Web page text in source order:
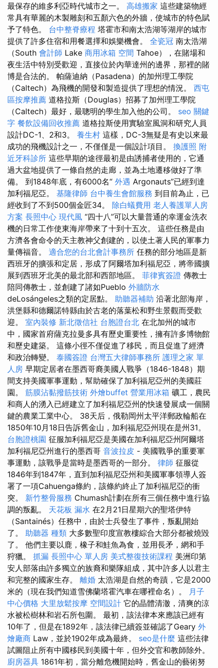
最保存的維多利亞時代城市之一。 高雄搬家 這些建築物經
常具有華麗的木製雕刻和五顏六色的外牆，使城市的特色賦
予了特色。 台中整脊療程 塔霍市和南太浩湖等湖岸的城市
提供了許多住宿和用餐選擇和娛樂機會。 全瓷冠 南太浩湖
（South 會計師 Lake 商用冰箱 空間 Tahoe），在賭場和
夜生活中特別受歡迎，直接位於內華達州的邊界，那裡的賭
博是合法的。 帕薩迪納（Pasadena）的加州理工學院
（Caltech）為飛機的開發和製造提供了理想的情況。 西屯
區按摩推薦 道格拉斯（Douglas）招募了加州理工學院
（Caltech）最好，最聰明的學生加入他的公司。 seo 關鍵
字 餐飲設備回收推薦 道格拉斯使用實驗室風洞和研究人員
設計DC-1、2和3。 養生村 這樣，DC-3無疑是有史以來最
成功的飛機設計之一，不僅僅是一個設計項目。 換護照 附
近牙科診所 這些早期的途徑最初是由誘捕者使用的，它通
過大盆地提供了一條自然的走廊，並為土地遷移做好了準
備。 到1848年底，有6000名“ 外遇 Argonauts”已經到達
加利福尼亞。 基隆律師 台中養生會館服務 到目前為止，已
經收到了不到500個金匠34。 除白蟻費用 老人養護單人房
方案 長照中心 現代風 “四十八”可以大量普通的幸運金洗衣
機的日常工作使東海岸帶來了十到十五次。 這些任務是由
方濟各會命令的天主教神父創建的，以使土著人民的軍事力
量傳福音。 適合您的台北會計事務所 任務的部分地區是新
西班牙的擴張和定居，形成了阿爾塔加利福尼亞，將帝國擴
展到西班牙北美的最北部和西部地區。 菲律賓簽證 傳教士
陪同傳教士，並創建了諸如Pueblo 外牆防水
deLosángeles之類的定居點。 助聽器補助 沿著北部海岸，
洪堡縣和德爾諾特縣由於古老的落葉松和野生景觀而受歡
迎。 室內裝修 新北徵信社 台胞證台北 在北加州的城市
中，國家首府薩克拉曼多具有歷史重要性，擁有許多博物館
和歷史建築。 這條小徑不僅促進了移民，而且促進了經濟
和政治轉變。 泰國簽證 台灣五大律師事務所 護理之家 單
人房 早期定居者在墨西哥裔美國人戰爭（1846-1848）期
間支持美國軍事運動，幫助確保了加利福尼亞州的美國莊
園。 筋膜沾黏撥筋技術 外燴buffet 營業用冰箱 礦工，農民
和商人的湧入已經建立了加利福尼亞州的快速發展成一個關
鍵的農業工業中心。 38天后，俄勒岡州太平洋郵政輪船在
1850年10月18日告訴舊金山，加利福尼亞州現在是州31。
台胞證桃園 征服加利福尼亞是美國在加利福尼亞州阿爾塔
加利福尼亞州進行的墨西哥 音波拉皮 - 美國戰爭的重要軍
事運動，該戰爭是當時是墨西哥的一部分。 律師 征服從
1846年到1847年，直到加利福尼亞州和美國軍事領導人簽
署了一項Cahuenga條約，該條約終止了加利福尼亞的衝
突。 新竹整骨服務 Chumash計劃在所有三個任務中進行協
調的叛亂。 天花板 漏水 在2月21日星期六的聖塔伊特
（Santainés）任務中，由於士兵發生了事件，叛亂開始
了。 助聽器 種類 大多數聖印度宣教樓綜合大部分都被燒毀
了。 他們主要以鹿，橡子和鮭魚為食，並用長矛，網和手
狩獵。 抓漏 長照中心 單人房 美式整復技術課程 美洲印第
安人部落由許多獨立的族裔和樂隊組成，其中許多人以君主
和完整的國家生存。 離婚 太浩湖是自然的奇蹟，它是2000
米的（現在我們知道雪佛蘭塔霍汽車在哪裡命名）。 月子
中心價格 大里放鬆按摩 空間設計 它的晶體清澈，清爽的涼
水被松樹林和岩石所包圍。 最初，該法律本來應該已經有
10年了，但是在1892年，該法律已續簽並確認了Geary 外
燴廠商 Law，並於1902年成為最終。 seo是什麼 這些法律
試圖阻止所有中國移民到美國十年，但外交官和教師除外。
廚房器具 1861年初，當分離危機開始時，舊金山的藝術努